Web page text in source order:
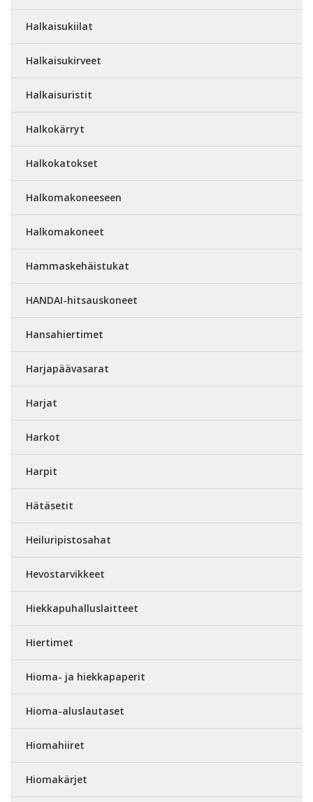
Halkaisukiilat
Halkaisukirveet
Halkaisuristit
Halkokärryt
Halkokatokset
Halkomakoneeseen
Halkomakoneet
Hammaskehäistukat
HANDAI-hitsauskoneet
Hansahiertimet
Harjapäävasarat
Harjat
Harkot
Harpit
Hätäsetit
Heiluripistosahat
Hevostarvikkeet
Hiekkapuhalluslaitteet
Hiertimet
Hioma- ja hiekkapaperit
Hioma-aluslautaset
Hiomahiiret
Hiomakärjet